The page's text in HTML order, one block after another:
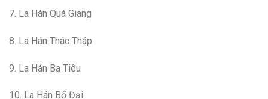
7. La Hán Quá Giang
8. La Hán Thác Tháp
9. La Hán Ba Tiêu
10. La Hán Bố Đại